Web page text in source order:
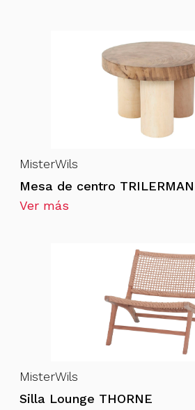
MisterWils
Mesa de centro TRILERMAN
Ver más
MisterWils
Silla Lounge THORNE